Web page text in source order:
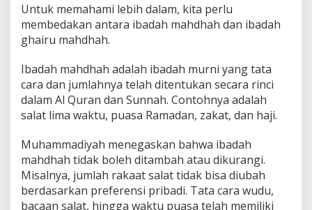
Untuk memahami lebih dalam, kita perlu
membedakan antara ibadah mahdhah dan ibadah
ghairu mahdhah.
Ibadah mahdhah adalah ibadah murni yang tata
cara dan jumlahnya telah ditentukan secara rinci
dalam Al Quran dan Sunnah. Contohnya adalah
salat lima waktu, puasa Ramadan, zakat, dan haji.
Muhammadiyah menegaskan bahwa ibadah
mahdhah tidak boleh ditambah atau dikurangi.
Misalnya, jumlah rakaat salat tidak bisa diubah
berdasarkan preferensi pribadi. Tata cara wudu,
bacaan salat, hingga waktu puasa telah memiliki